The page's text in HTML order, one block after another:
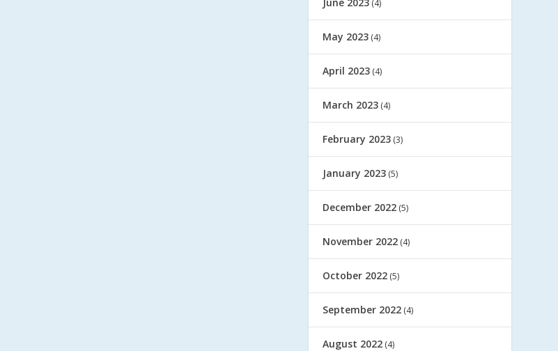
(4)
May 2023 (4)
April 2023 (4)
March 2023 (4)
February 2023 (3)
January 2023 (5)
December 2022 (5)
November 2022 (4)
October 2022 (5)
September 2022 (4)
August 2022 (4)